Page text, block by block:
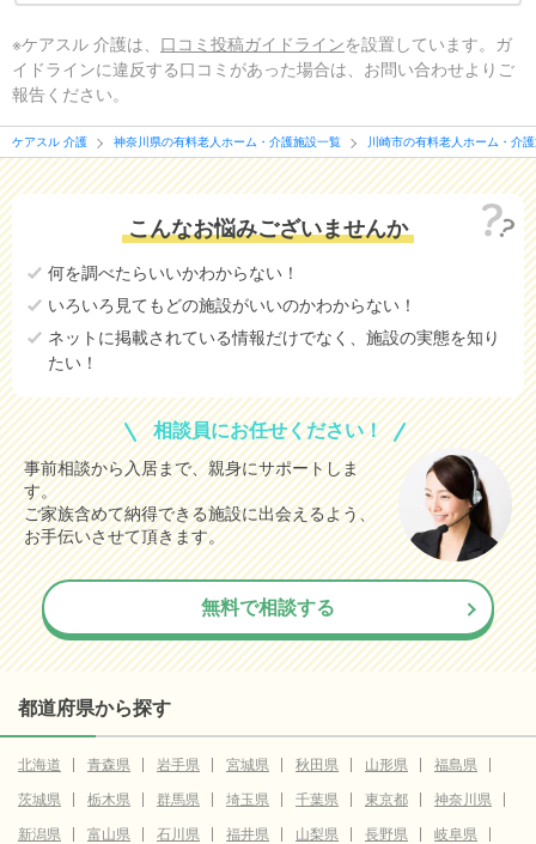
※ケアスル 介護は、 口コミ投稿ガイドラインを設置しています。ガ
イドラインに違反する口コミがあった場合は、お問い合わせよりご
報告ください。
ケアスル 介護 神奈川県の有料老人ホーム・介護施設一覧 川崎市の有料老人ホーム・介
こんなお悩みございませんか
何を調べたらいいかわからない！
いろいろ見てもどの施設がいいのかわからない！
ネットに掲載されている情報だけでなく、施設の実態を知り
たい！
相談員にお任せください！
事前相談から入居まで、親身にサポートしま
す。
ご家族含めて納得できる施設に出会えるよう、
お手伝いさせて頂きます。
無料で相談する
都道府県から探す
北海道 青森県 岩手県 宮城県 秋田県 山形県
福島県
茨城県
栃木県 群馬県 埼玉県 千葉県 東京都
神奈川県
新潟県
富山県 石川県 福井県 山梨県 長野県
岐阜県